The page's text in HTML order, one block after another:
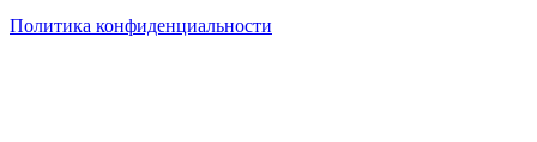
Политика конфиденциальности